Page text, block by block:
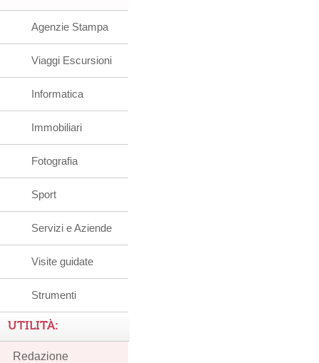
Agenzie Stampa
Viaggi Escursioni
Informatica
Immobiliari
Fotografia
Sport
Servizi e Aziende
Visite guidate
Strumenti
UTILITÀ:
Redazione